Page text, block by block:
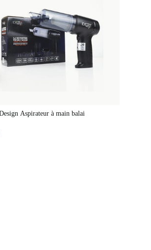
Aspirateur à main balai